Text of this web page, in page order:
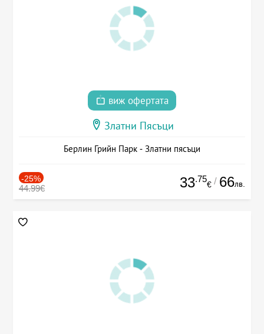
виж офертата
Златни Пясъци
Берлин Грийн Парк - Златни пясъци
-25%
44.99€ 33.75
€ / 66лв.